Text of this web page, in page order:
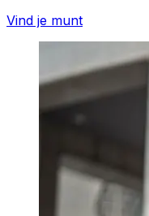
Vind je munt